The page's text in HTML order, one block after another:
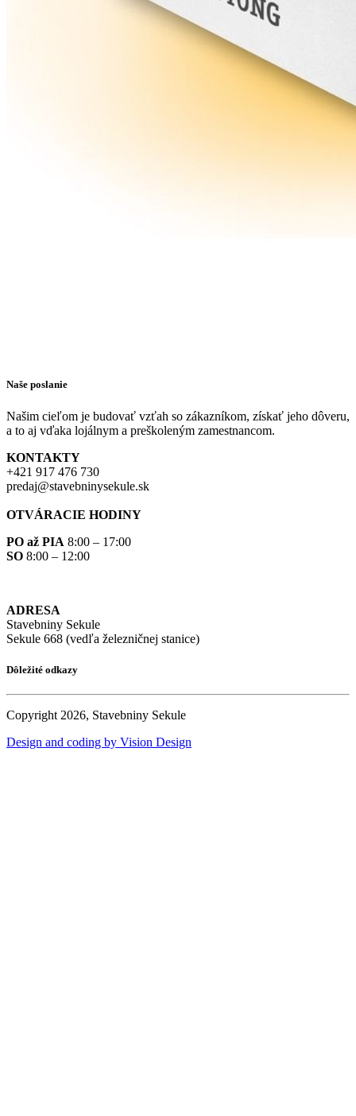
Naše poslanie
Našim cieľom je budovať vzťah so zákazníkom, získať jeho dôveru,
a to aj vďaka lojálnym a preškoleným zamestnancom.
KONTAKTY
+421 917 476 730
predaj@stavebninysekule.sk
OTVÁRACIE HODINY
PO až PIA 8:00 – 17:00
SO 8:00 – 12:00
ADRESA
Stavebniny Sekule
Sekule 668 (vedľa železničnej stanice)
Dôležité odkazy
Copyright 2026, Stavebniny Sekule
Design and coding by Vision Design